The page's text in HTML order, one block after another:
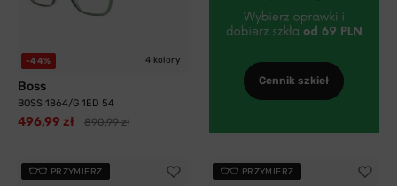
-44% 4 kolory
Boss
BOSS 1864/G 1ED 54
496,99 zł 890,99 zł
Cennik szkieł
PRZYMIERZ PRZYMIERZ